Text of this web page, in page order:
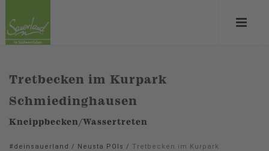
Tretbecken im Kurpark
Schmiedinghausen
Kneippbecken/Wassertreten
#deinsauerland / Neusta POIs / Tretbecken im Kurpark